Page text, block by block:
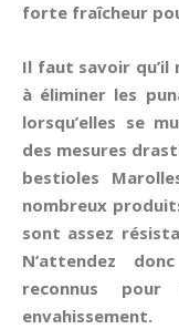
forte fraîcheur
Il faut savoir qu’il
à éliminer les
lorsqu’elles se
des mesures
bestioles
nombreux
sont assez
N’attendez
reconnus
envahissement.